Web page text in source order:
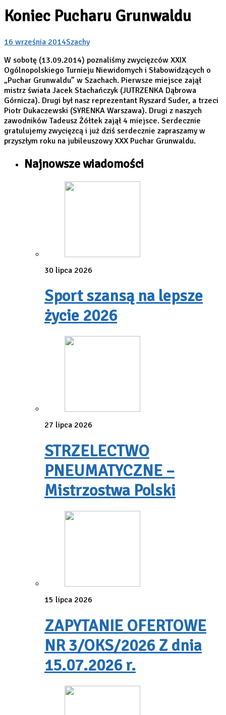
Koniec Pucharu Grunwaldu
16 września 2014Szachy
W sobotę (13.09.2014) poznaliśmy zwycięzców XXIX
Ogólnopolskiego Turnieju Niewidomych i Słabowidzących o
„Puchar Grunwaldu” w Szachach. Pierwsze miejsce zajął
mistrz świata Jacek Stachańczyk (JUTRZENKA Dąbrowa
Górnicza). Drugi był nasz reprezentant Ryszard Suder, a trzeci
Piotr Dukaczewski (SYRENKA Warszawa). Drugi z naszych
zawodników Tadeusz Żółtek zajął 4 miejsce. Serdecznie
gratulujemy zwycięzcą i już dziś serdecznie zapraszamy w
przyszłym roku na jubileuszowy XXX Puchar Grunwaldu.
Najnowsze wiadomości
30 lipca 2026
Sport szansą na lepsze
życie 2026
27 lipca 2026
STRZELECTWO
PNEUMATYCZNE –
Mistrzostwa Polski
15 lipca 2026
ZAPYTANIE OFERTOWE
NR 3/OKS/2026 Z dnia
15.07.2026 r.